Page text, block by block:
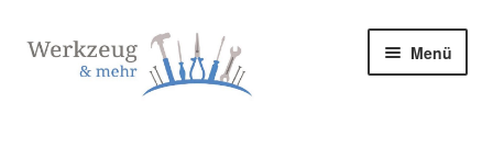
Zur
Navigation
Zum
Menü